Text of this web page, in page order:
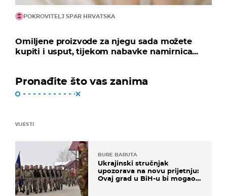
POKROVITELJ SPAR HRVATSKA
Omiljene proizvode za njegu sada možete
kupiti i usput, tijekom nabavke namirnica...
Pronađite što vas zanima
VIJESTI
BURE BARUTA
Ukrajinski stručnjak
upozorava na novu prijetnju:
Ovaj grad u BiH-u bi mogao